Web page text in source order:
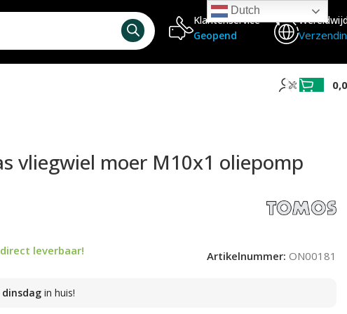
Klantenservice
Geopend
vliegwiel moer M10x1 oliepomp
leverbaar! Artikelnummer: ON00181
dinsdagin huis!
Dutch